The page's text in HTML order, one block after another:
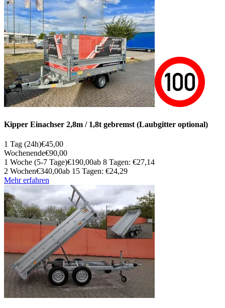
Kipper Einachser 2,8m / 1,8t gebremst (Laubgitter optional)
1 Tag (24h)€45,00
Wochenende€90,00
1 Woche (5-7 Tage)€190,00ab 8 Tagen: €27,14
2 Wochen€340,00ab 15 Tagen: €24,29
Mehr erfahren